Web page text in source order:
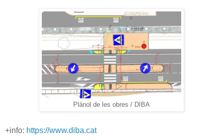
Plànol de les obres / DIBA
+info: https://www.diba.cat